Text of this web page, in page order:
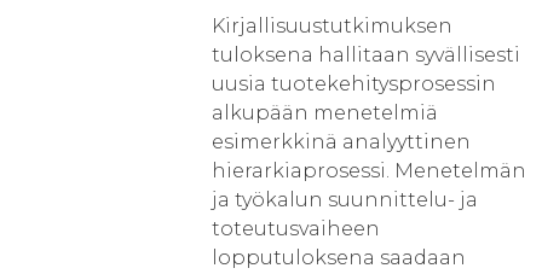
Kirjallisuustutkimuksen
tuloksena hallitaan syvällisesti
uusia tuotekehitysprosessin
alkupään menetelmiä
esimerkkinä analyyttinen
hierarkiaprosessi. Menetelmän
ja työkalun suunnittelu- ja
toteutusvaiheen
lopputuloksena saadaan